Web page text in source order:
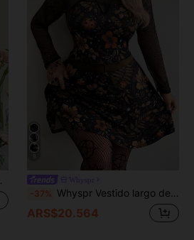
-37% Whyspr Vestido largo de manga larga con cuello redondo, estilo vintage casual académico, moda dark punk, estampado de retazos, decoración de malla, cinta de estrella, corte evasé, adecuado para uso diario, oficina, Acción de Gracias, Año Nuevo, Halloween, vacaciones, vuelta al cole, fiesta de cumpleaños, festival de música, San Valentín, primavera/verano, talla grande para mujer
ARS$20.564